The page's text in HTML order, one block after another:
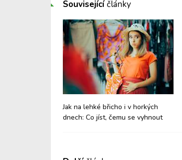
Souvisejícíčlánky
Jak na lehké břicho i v horkých
dnech: Co jíst, čemu se vyhnout